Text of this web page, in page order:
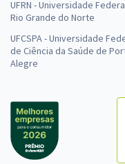
UFRN - Universidade
Rio Grande do Norte
UFCSPA - Universidade
de Ciência da Saúde de
Alegre